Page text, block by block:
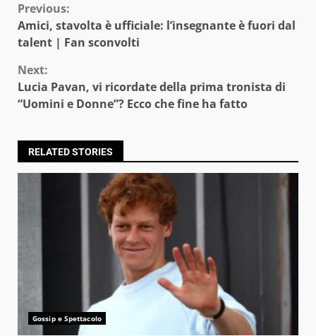
Continue
Reading
Previous:
Amici, stavolta è ufficiale: l’insegnante è fuori dal
talent | Fan sconvolti
Next:
Lucia Pavan, vi ricordate della prima tronista di
“Uomini e Donne”? Ecco che fine ha fatto
RELATED STORIES
Gossip e Spettacolo